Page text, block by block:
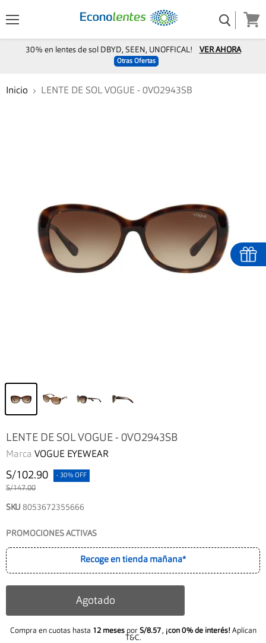
30% en lentes de sol DBYD, SEEN, UNOFFICAL! VER AHORA
Otras Ofertas
Inicio LENTE DE SOL VOGUE - 0VO2943SB
LENTE DE SOL VOGUE - 0VO2943SB
Marca VOGUE EYEWEAR
S/102.90 - 30% OFF
S/147.00
SKU 8053672355666
PROMOCIONES ACTIVAS
Recoge en tienda mañana*
Agotado
Compra en cuotas hasta 12 mesespor S/8.57, ¡con 0% de interés!Aplican
T&C.